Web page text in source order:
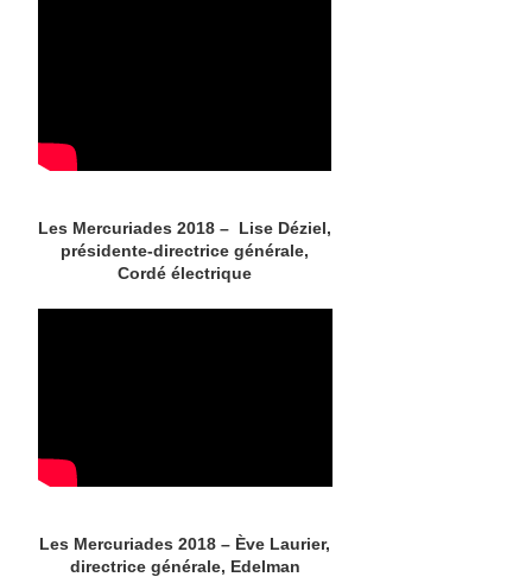
Les Mercuriades 2018 – Lise Déziel,
présidente-directrice générale,
Cordé électrique
Les Mercuriades 2018 – Ève Laurier,
directrice générale, Edelman